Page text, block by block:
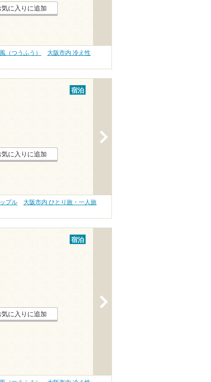
気に入りに追加
（つうふう）
大阪市内 冷え性
宿泊
気に入りに追加
プル
大阪市内 ひとり旅・一人旅
宿泊
気に入りに追加